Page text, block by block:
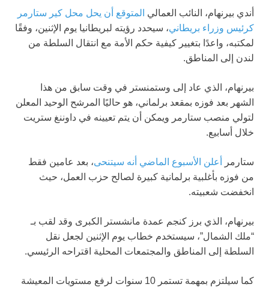
أندي بيرنهام، النائب العمالي المتوقع أن يحل محل كير ستارمر
كرئيس وزراء بريطاني، سيحدد رؤيته لبريطانيا يوم الإثنين، وفقًا
لمكتبه، واعدًا بتغيير كيفية حكم الأمة مع انتقال السلطة من
لندن إلى المناطق.
بيرنهام، الذي عاد إلى وستمنستر في وقت سابق من هذا
الشهر بعد فوزه بمقعد برلماني، هو حاليًا المرشح الوحيد المعلن
لتولي منصب ستارمر ويمكن أن يتم تعيينه في داوننغ ستريت
خلال أسابيع.
ستارمر أعلن الأسبوع الماضي أنه سيتنحى، بعد عامين فقط
من فوزه بأغلبية برلمانية كبيرة لصالح حزب العمل، حيث
انخفضت شعبيته.
بيرنهام، الذي برز كنجم عمدة مانشستر الكبرى وقد لقب بـ
“ملك الشمال”، سيستخدم خطاب يوم الإثنين لجعل نقل
السلطة إلى المناطق والمجتمعات المحلية اقتراحه الرئيسي.
كما سيلتزم بمهمة تستمر 10 سنوات لرفع مستويات المعيشة